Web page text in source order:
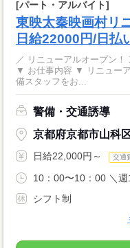
[パート・アルバイト]
東映太秦映画村リ
日給22000円/日払
／ リニューアルオープン！
▼ お仕事内容 ▼ リニュー
備スタッフをお...
警備・交通誘導
京都府京都市山科
日給22,000円～ 交通
10：00〜10：00 ＼週
シフト制